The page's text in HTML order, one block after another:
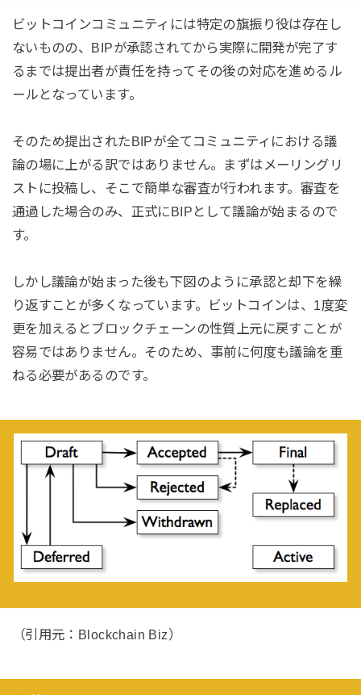
ビットコインコミュニティには特定の旗振り役は存在し
ないものの、BIPが承認されてから実際に開発が完了す
るまでは提出者が責任を持ってその後の対応を進めるル
ールとなっています。
そのため提出されたBIPが全てコミュニティにおける議
論の場に上がる訳ではありません。まずはメーリングリ
ストに投稿し、そこで簡単な審査が行われます。審査を
通過した場合のみ、正式にBIPとして議論が始まるので
す。
しかし議論が始まった後も下図のように承認と却下を繰
り返すことが多くなっています。ビットコインは、1度変
更を加えるとブロックチェーンの性質上元に戻すことが
容易ではありません。そのため、事前に何度も議論を重
ねる必要があるのです。
（引用元：Blockchain Biz）